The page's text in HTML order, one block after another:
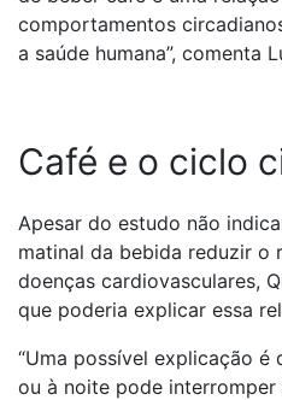
comportamentos
a saúde humana”, comenta
Café e o ciclo
Apesar do estudo não
matinal da bebida reduzir o
doenças cardiovasculares,
que poderia explicar essa
“Uma possível explicação
ou à noite pode